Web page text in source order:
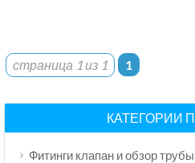
страница 1 из 1 1
КАТЕГОРИИ
Фитинги клапан и обзор трубы